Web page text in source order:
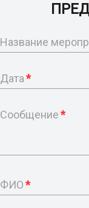
Название
Дата*
Сообщение*
ФИО*